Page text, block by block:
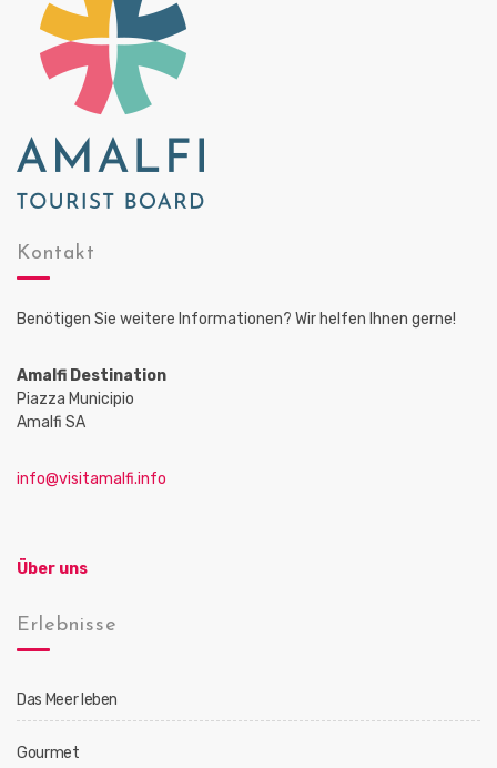
Kontakt
Benötigen Sie weitere Informationen? Wir helfen Ihnen gerne!
Amalfi Destination
Piazza Municipio
Amalfi SA
info@visitamalfi.info
Über uns
Erlebnisse
Das Meer leben
Gourmet